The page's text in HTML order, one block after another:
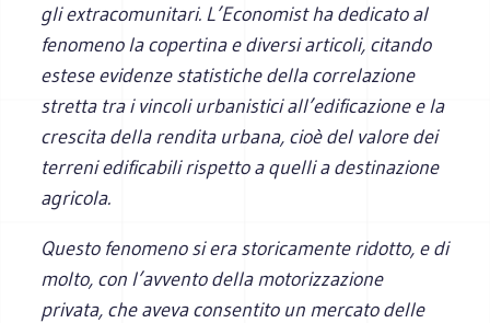
gli extracomunitari. L’Economistha dedicato al
fenomeno la copertina e diversi articoli, citando
estese evidenze statistiche della correlazione
stretta tra i vincoli urbanistici all’edificazione e la
crescita della rendita urbana, cioè del valore dei
terreni edificabili rispetto a quelli a destinazione
agricola.
Questo fenomeno si era storicamente ridotto, e di
molto, con l’avvento della motorizzazione
privata, che aveva consentito un mercato delle